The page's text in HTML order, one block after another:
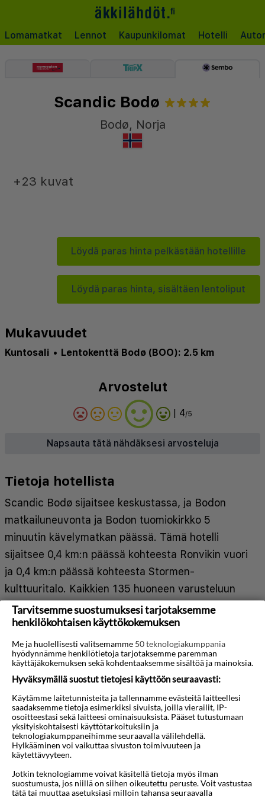
Lomamatkat Lennot Kaupunkilomat Hotelli
Scandic Bodø
Bodø, Norja
Löydä paras hinta pelkästään hotellille
Löydä paras hinta, sisältäen lentoliput
+23 kuvat
Mukavuudet
Kuntosali • Lentokenttä Bodø (BOO): 2.5 km
Arvostelut
| 4/5
Napsauta tätä nähdäksesi arvosteluja
Tietoja hotellista
Scandic Bodø sijaitsee keskustassa, ja Bodon
matkailuneuvonta ja Bodon tuomiokirkko 5
minuutin kävelymatkan päässä. Tämä hotelli
sijaitsee 0,4 km:n päässä kohteesta Ronvikin vuori
ja 0,4 km:n päässä kohteesta Stormen-
kulttuuritalo. Kaikkien 135 huoneen varusteluun
kuuluu minibaari. Mukavuuksiin kuuluu
kaapelikanavat sekä ilmainen langaton
internetyhteys. Huoneissa on oma kylpyhuone, ja
sen varusteluun kuuluu kylpyamme tai suihku,
ilmaiset hygieniatuotteet ja hiustenkuivaaja.
silitysrauta/-lauta. Käytössäsi on express-
uloskirjautuminen, kuivapesula-/pesulapalvelut ja
ympäri vuorokauden auki oleva vastaanotto.
Palveluihin kuuluu maksullinen omatoiminen
pysäköinti. Seuraavat palvelut ovat saatavilla:
Näytä lisää
Kartta
Tarvitsemme suostumuksesi tarjotaksemme
henkilökohtaisen käyttökokemuksen
Me ja huolellisesti valitsemamme 50 teknologiakumppania
hyödynnämme henkilötietoja tarjotaksemme paremman
käyttäjäkokemuksen sekä kohdentaaksemme sisältöä ja mainoksia.
Hyväksymällä suostut tietojesi käyttöön seuraavasti:
Käytämme laitetunnisteita ja tallennamme evästeitä laitteellesi
saadaksemme tietoja esimerkiksi sivuista, joilla vierailit, IP-
osoitteestasi sekä laitteesi ominaisuuksista. Pääset tutustumaan
yksityiskohtaisesti käyttötarkoituksiin ja
teknologiakumppaneihimme seuraavalla välilehdellä.
Hylkääminen voi vaikuttaa sivuston toimivuuteen ja
käytettävyyteen.
Jotkin teknologiamme voivat käsitellä tietoja myös ilman
suostumusta, jos niillä on siihen oikeutettu peruste. Voit vastustaa
tätä tai muuttaa asetuksiasi milloin tahansa seuraavalla